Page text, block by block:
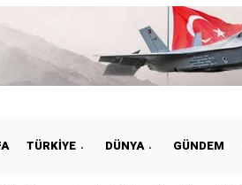
TÜRKIYE DÜNYA GÜNDEM